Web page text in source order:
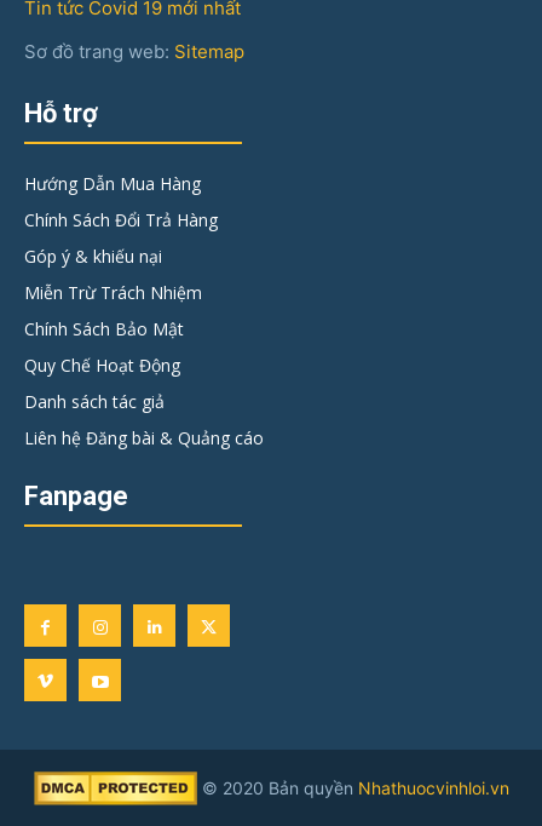
Tin tức Covid 19 mới nhất
Sơ đồ trang web: Sitemap
Hỗ trợ
Hướng Dẫn Mua Hàng
Chính Sách Đổi Trả Hàng
Góp ý & khiếu nại
Miễn Trừ Trách Nhiệm
Chính Sách Bảo Mật
Quy Chế Hoạt Động
Danh sách tác giả
Liên hệ Đăng bài & Quảng cáo
Fanpage
© 2020 Bản quyền Nhathuocvinhloi.vn